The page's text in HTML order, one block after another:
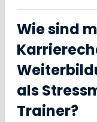
Wie sind
als
Trainer?